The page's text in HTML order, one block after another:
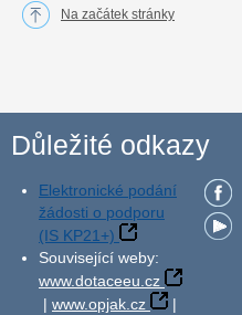
Na začátek stránky
Důležité odkazy
Elektronické podání
žádosti o podporu
(IS KP21+)
Související weby:
www.dotaceeu.cz
| www.opjak.cz
|